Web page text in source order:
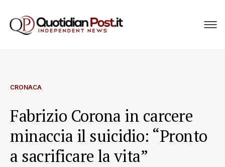
CRONACA
Fabrizio Corona in carcere
minaccia il suicidio: “Pronto
a sacrificare la vita”